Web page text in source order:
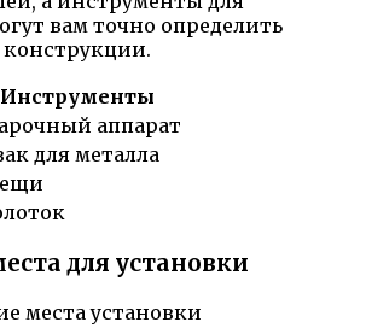
вам точно определить
Инструменты
аппарат
для металла
для установки
места установки